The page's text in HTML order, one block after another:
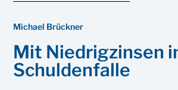
Michael Brückner
Mit Niedrigzinsen
Schuldenfalle